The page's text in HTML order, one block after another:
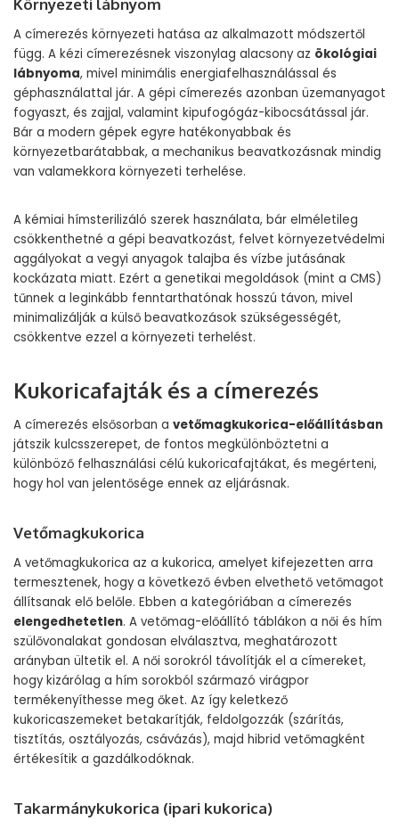
Környezeti lábnyom
A címerezés környezeti hatása az alkalmazott módszertől
függ. A kézi címerezésnek viszonylag alacsony az ökológiai
lábnyoma, mivel minimális energiafelhasználással és
géphasználattal jár. A gépi címerezés azonban üzemanyagot
fogyaszt, és zajjal, valamint kipufogógáz-kibocsátással jár.
Bár a modern gépek egyre hatékonyabbak és
környezetbarátabbak, a mechanikus beavatkozásnak mindig
van valamekkora környezeti terhelése.
A kémiai hímsterilizáló szerek használata, bár elméletileg
csökkenthetné a gépi beavatkozást, felvet környezetvédelmi
aggályokat a vegyi anyagok talajba és vízbe jutásának
kockázata miatt. Ezért a genetikai megoldások (mint a CMS)
tűnnek a leginkább fenntarthatónak hosszú távon, mivel
minimalizálják a külső beavatkozások szükségességét,
csökkentve ezzel a környezeti terhelést.
Kukoricafajták és a címerezés
A címerezés elsősorban a vetőmagkukorica-előállításban
játszik kulcsszerepet, de fontos megkülönböztetni a
különböző felhasználási célú kukoricafajtákat, és megérteni,
hogy hol van jelentősége ennek az eljárásnak.
Vetőmagkukorica
A vetőmagkukorica az a kukorica, amelyet kifejezetten arra
termesztenek, hogy a következő évben elvethető vetőmagot
állítsanak elő belőle. Ebben a kategóriában a címerezés
elengedhetetlen. A vetőmag-előállító táblákon a női és hím
szülővonalakat gondosan elválasztva, meghatározott
arányban ültetik el. A női sorokról távolítják el a címereket,
hogy kizárólag a hím sorokból származó virágpor
termékenyíthesse meg őket. Az így keletkező
kukoricaszemeket betakarítják, feldolgozzák (szárítás,
tisztítás, osztályozás, csávázás), majd hibrid vetőmagként
értékesítik a gazdálkodóknak.
Takarmánykukorica (ipari kukorica)